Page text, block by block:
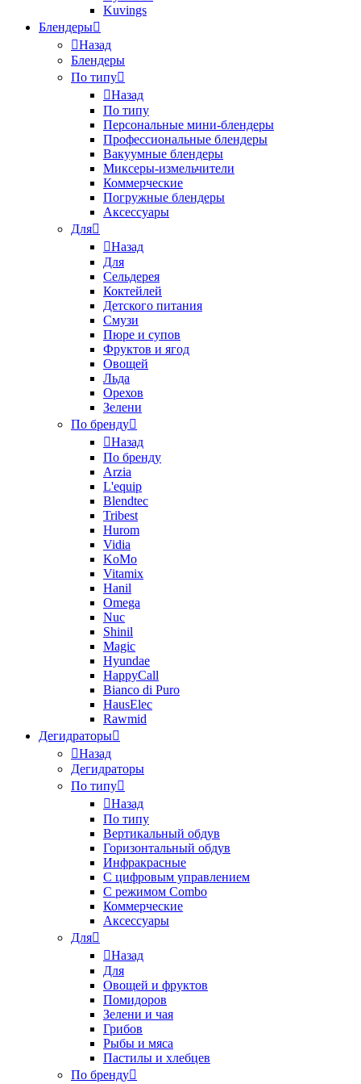
Kuvings
Блендеры
Назад
Блендеры
По типу
Назад
По типу
Персональные мини-блендеры
Профессиональные блендеры
Вакуумные блендеры
Миксеры-измельчители
Коммерческие
Погружные блендеры
Аксессуары
Для
Назад
Для
Сельдерея
Коктейлей
Детского питания
Смузи
Пюре и супов
Фруктов и ягод
Овощей
Льда
Орехов
Зелени
По бренду
Назад
По бренду
Arzia
L'equip
Blendtec
Tribest
Hurom
Vidia
KoMo
Vitamix
Hanil
Omega
Nuc
Shinil
Magic
Hyundae
HappyCall
Bianco di Puro
HausElec
Rawmid
Дегидраторы
Назад
Дегидраторы
По типу
Назад
По типу
Вертикальный обдув
Горизонтальный обдув
Инфракрасные
С цифровым управлением
С режимом Combo
Коммерческие
Аксессуары
Для
Назад
Для
Овощей и фруктов
Помидоров
Зелени и чая
Грибов
Рыбы и мяса
Пастилы и хлебцев
По бренду